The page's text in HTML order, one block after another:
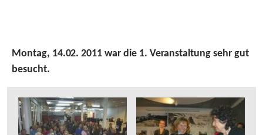
Montag, 14.02. 2011 war die 1. Veranstaltung sehr gut
besucht.